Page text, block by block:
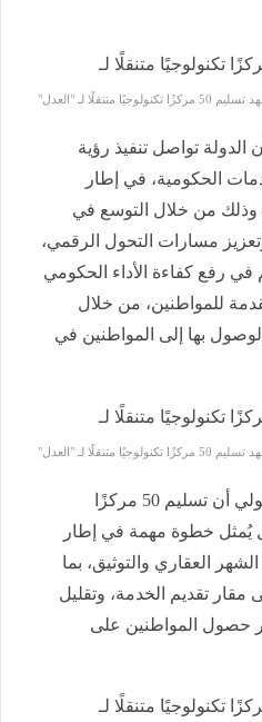
متنقلًا لـ "العدل"
تواصل تنفيذ رؤية
الحكومية، في إطار
رؤية مصر 2030، وذلك من خلال التوسع في
مسارات التحول الرقمي،
في رفع كفاءة الأداء الحكومي
للمواطنين، من خلال
بها إلى المواطنين في
متنقلًا لـ "العدل"
وأوضح الدكتور مصطفى مدبولي أن تسليم 50 مركزًا
يُمثل خطوة مهمة في إطار
العقاري والتوثيق، بما
تقديم الخدمة، وتقليل
حصول المواطنين على